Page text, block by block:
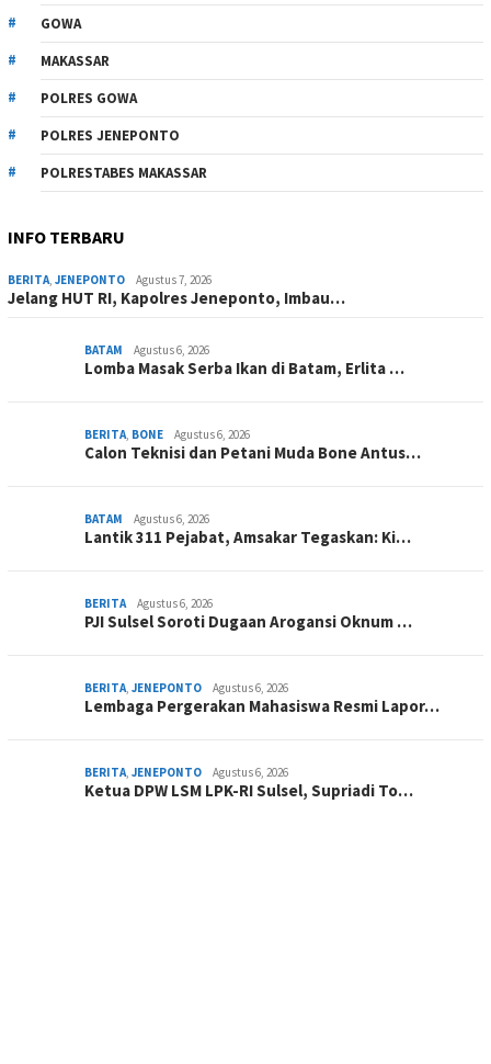
GOWA
MAKASSAR
POLRES GOWA
POLRES JENEPONTO
POLRESTABES MAKASSAR
INFO TERBARU
BERITA, JENEPONTO Agustus 7, 2026
Jelang HUT RI, Kapolres Jeneponto, Imbau…
BATAM Agustus 6, 2026
Lomba Masak Serba Ikan di Batam, Erlita …
BERITA, BONE Agustus 6, 2026
Calon Teknisi dan Petani Muda Bone Antus…
BATAM Agustus 6, 2026
Lantik 311 Pejabat, Amsakar Tegaskan: Ki…
BERITA Agustus 6, 2026
PJI Sulsel Soroti Dugaan Arogansi Oknum …
BERITA, JENEPONTO Agustus 6, 2026
Lembaga Pergerakan Mahasiswa Resmi Lapor…
BERITA, JENEPONTO Agustus 6, 2026
Ketua DPW LSM LPK-RI Sulsel, Supriadi To…